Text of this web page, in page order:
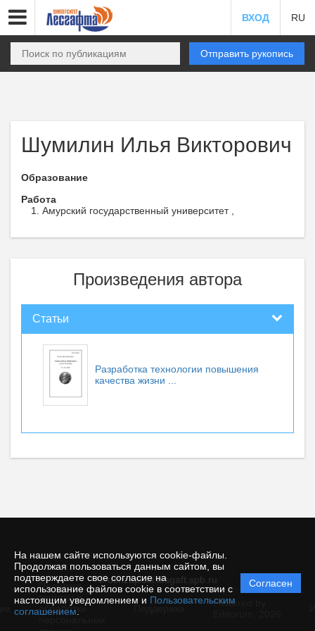
На нашем сайте используются cookie-файлы.
Продолжая пользоваться данным сайтом, вы
подтверждаете свое согласие на
использование файлов cookie в соответствии с
настоящим уведомлением и Пользовательским
соглашением
Согласен
ВХОД RU
Отправить рукопись
Шумилин Илья Викторович
Образование
Работа
Амурский государственный университет ,
Произведения автора
Статьи
Разработка технологии повышения
качества жизни ...
© uchzapiski.lesgaft.spb.ru
Политика
защиты и
обработки
Powered by